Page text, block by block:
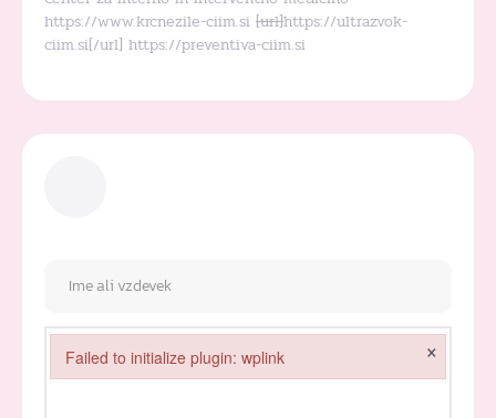
https://www.krcnezile-ciim.si [url]https://ultrazvok-
ciim.si[/url] https://preventiva-ciim.si
Failed to initialize plugin: wplink ×
Failed to initialize plugin: wplink